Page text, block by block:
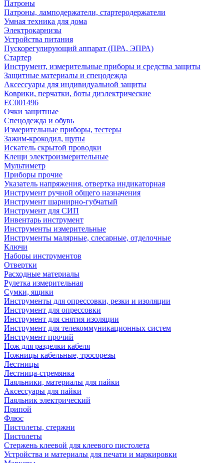
Патроны
Патроны, ламподержатели, стартеродержатели
Умная техника для дома
Электрокарнизы
Устройства питания
Пускорегулирующий аппарат (ПРА, ЭПРА)
Стартер
Инструмент, измерительные приборы и средства защиты
Защитные материалы и спецодежда
Аксессуары для индивидуальной защиты
Коврики, перчатки, боты диэлектрические
EC001496
Очки защитные
Спецодежда и обувь
Измерительные приборы, тестеры
Зажим-крокодил, щупы
Искатель скрытой проводки
Клещи электроизмерительные
Мультиметр
Приборы прочие
Указатель напряжения, отвертка индикаторная
Инструмент ручной общего назначения
Инструмент шарнирно-губчатый
Инструмент для СИП
Инвентарь инструмент
Инструменты измерительные
Инструменты малярные, слесарные, отделочные
Ключи
Наборы инструментов
Отвертки
Расходные материалы
Рулетка измерительная
Сумки, ящики
Инструменты для опрессовки, резки и изоляции
Инструмент для опрессовки
Инструмент для снятия изоляции
Инструмент для телекоммуникационных систем
Инструмент прочий
Нож для разделки кабеля
Ножницы кабельные, тросорезы
Лестницы
Лестница-стремянка
Паяльники, материалы для пайки
Аксессуары для пайки
Паяльник электрический
Припой
Флюс
Пистолеты, стержни
Пистолеты
Стержень клеевой для клеевого пистолета
Устройства и материалы для печати и маркировки